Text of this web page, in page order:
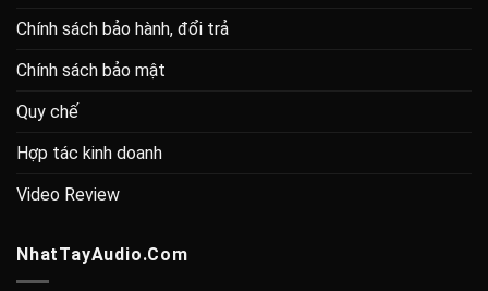
Chính sách bảo hành, đổi trả
Chính sách bảo mật
Quy chế
Hợp tác kinh doanh
Video Review
NhatTayAudio.Com